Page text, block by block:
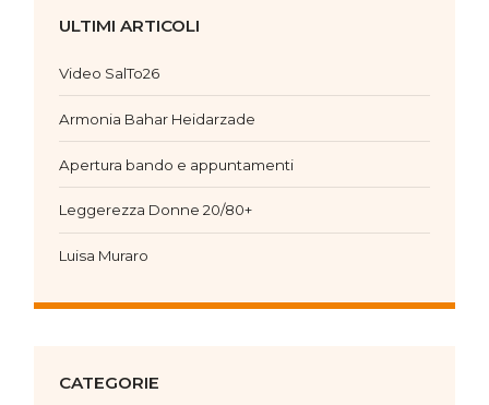
ULTIMI ARTICOLI
Video SalTo26
Armonia Bahar Heidarzade
Apertura bando e appuntamenti
Leggerezza Donne 20/80+
Luisa Muraro
CATEGORIE